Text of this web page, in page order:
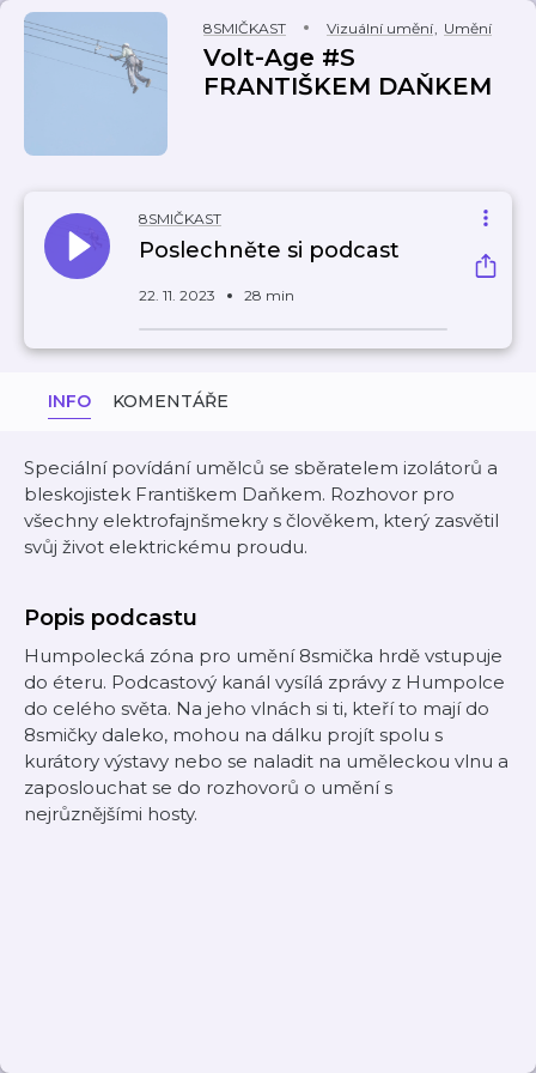
8SMIČKAST Vizuální umění, Umění
Volt-Age #S
FRANTIŠKEM DAŇKEM
8SMIČKAST
Poslechněte si podcast
22. 11. 2023 28 min
INFO KOMENTÁŘE
Speciální povídání umělců se sběratelem izolátorů a
bleskojistek Františkem Daňkem. Rozhovor pro
všechny elektrofajnšmekry s člověkem, který zasvětil
svůj život elektrickému proudu.
Popis podcastu
Humpolecká zóna pro umění 8smička hrdě vstupuje
do éteru. Podcastový kanál vysílá zprávy z Humpolce
do celého světa. Na jeho vlnách si ti, kteří to mají do
8smičky daleko, mohou na dálku projít spolu s
kurátory výstavy nebo se naladit na uměleckou vlnu a
zaposlouchat se do rozhovorů o umění s
nejrůznějšími hosty.